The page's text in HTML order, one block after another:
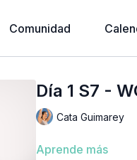
Comunidad
Día 1 S7 -
Cata Guimarey
Aprende más